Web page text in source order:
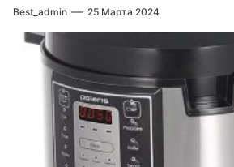
Best_admin 25 Марта 2024